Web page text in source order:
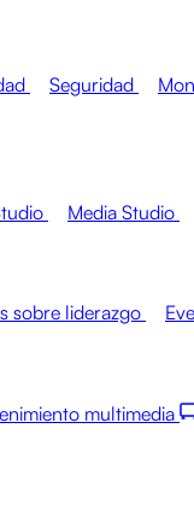
Seguridad
Media Studio
sobre liderazgo
multimedia